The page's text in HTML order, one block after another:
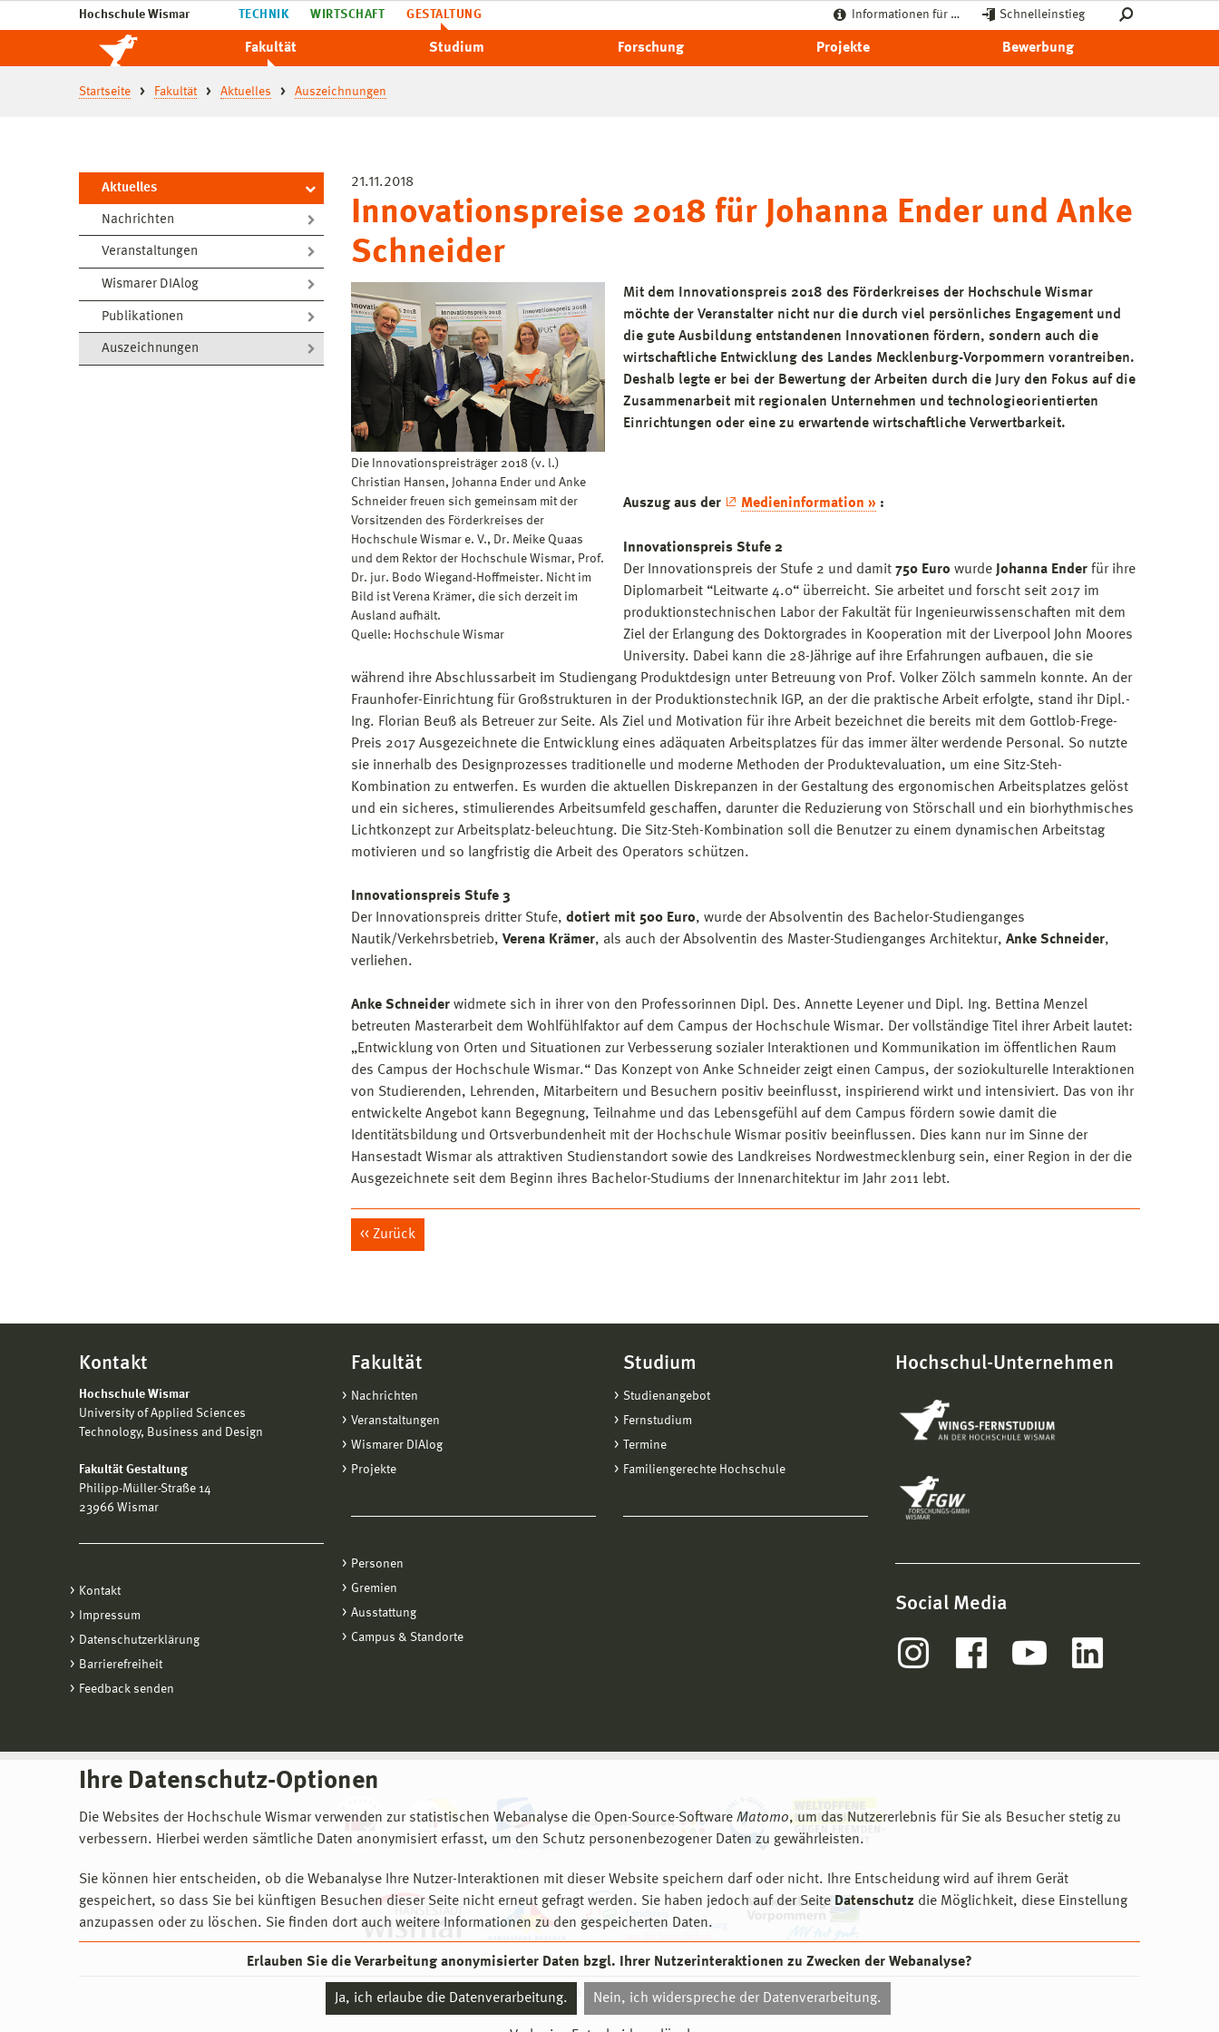
Hochschule Wismar TECHNIK WIRTSCHAFT GESTALTUNG Informationen für … Schnelleinstieg
Fakultät Studium Forschung Projekte Bewerbung
Startseite Fakultät Aktuelles Auszeichnungen
Aktuelles
Nachrichten
Veranstaltungen
Wismarer DIAlog
Publikationen
Auszeichnungen
Ihre Datenschutz-Optionen
Die Websites der Hochschule Wismar verwenden zur statistischen Webanalyse die Open-Source-Software Matomo, um das Nutzererlebnis für Sie als Besucher stetig zu
verbessern. Hierbei werden sämtliche Daten anonymisiert erfasst, um den Schutz personenbezogener Daten zu gewährleisten.
Sie können hier entscheiden, ob die Webanalyse Ihre Nutzer-Interaktionen mit dieser Website speichern darf oder nicht. Ihre Entscheidung wird auf ihrem Gerät
gespeichert, so dass Sie bei künftigen Besuchen dieser Seite nicht erneut gefragt werden. Sie haben jedoch auf der Seite Datenschutz die Möglichkeit, diese Einstellung
anzupassen oder zu löschen. Sie finden dort auch weitere Informationen zu den gespeicherten Daten.
Erlauben Sie die Verarbeitung anonymisierter Daten bzgl. Ihrer Nutzerinteraktionen zu Zwecken der Webanalyse?
Ja, ich erlaube die Datenverarbeitung. Nein, ich widerspreche der Datenverarbeitung.
21.11.2018
Innovationspreise 2018 für Johanna Ender und Anke
Schneider
Die Innovationspreisträger 2018 (v. l.)
Christian Hansen, Johanna Ender und Anke
Schneider freuen sich gemeinsam mit der
Vorsitzenden des Förderkreises der
Hochschule Wismar e. V., Dr. Meike Quaas
und dem Rektor der Hochschule Wismar, Prof.
Dr. jur. Bodo Wiegand-Hoffmeister. Nicht im
Bild ist Verena Krämer, die sich derzeit im
Ausland aufhält.
Quelle: Hochschule Wismar
Mit dem Innovationspreis 2018 des Förderkreises der Hochschule Wismar
möchte der Veranstalter nicht nur die durch viel persönliches Engagement und
die gute Ausbildung entstandenen Innovationen fördern, sondern auch die
wirtschaftliche Entwicklung des Landes Mecklenburg-Vorpommern vorantreiben.
Deshalb legte er bei der Bewertung der Arbeiten durch die Jury den Fokus auf die
Zusammenarbeit mit regionalen Unternehmen und technologieorientierten
Einrichtungen oder eine zu erwartende wirtschaftliche Verwertbarkeit.
Auszug aus der Medieninformation »:
Innovationspreis Stufe 2
Der Innovationspreis der Stufe 2 und damit750 Euro wurde Johanna Enderfür ihre
Diplomarbeit “Leitwarte 4.0“ überreicht. Sie arbeitet und forscht seit 2017 im
produktionstechnischen Labor der Fakultät für Ingenieurwissenschaften mit dem
Ziel der Erlangung des Doktorgrades in Kooperation mit der Liverpool John Moores
University. Dabei kann die 28-Jährige auf ihre Erfahrungen aufbauen, die sie
während ihre Abschlussarbeit im Studiengang Produktdesign unter Betreuung von Prof. Volker Zölch sammeln konnte. An der
Fraunhofer-Einrichtung für Großstrukturen in der Produktionstechnik IGP, an der die praktische Arbeit erfolgte, stand ihr Dipl.-
Ing. Florian Beuß als Betreuer zur Seite. Als Ziel und Motivation für ihre Arbeit bezeichnet die bereits mit dem Gottlob-Frege-
Preis 2017 Ausgezeichnete die Entwicklung eines adäquaten Arbeitsplatzes für das immer älter werdende Personal. So nutzte
sie innerhalb des Designprozesses traditionelle und moderne Methoden der Produktevaluation, um eine Sitz-Steh-
Kombination zu entwerfen. Es wurden die aktuellen Diskrepanzen in der Gestaltung des ergonomischen Arbeitsplatzes gelöst
und ein sicheres, stimulierendes Arbeitsumfeld geschaffen, darunter die Reduzierung von Störschall und ein biorhythmisches
Lichtkonzept zur Arbeitsplatz-beleuchtung. Die Sitz-Steh-Kombination soll die Benutzer zu einem dynamischen Arbeitstag
motivieren und so langfristig die Arbeit des Operators schützen.
Innovationspreis Stufe 3
Der Innovationspreis dritter Stufe, dotiert mit 500 Euro, wurde der Absolventin des Bachelor-Studienganges
Nautik/Verkehrsbetrieb, Verena Krämer, als auch der Absolventin des Master-Studienganges Architektur, Anke Schneider,
verliehen.
Anke Schneider widmete sich in ihrer von den Professorinnen Dipl. Des. Annette Leyener und Dipl. Ing. Bettina Menzel
betreuten Masterarbeit dem Wohlfühlfaktor auf dem Campus der Hochschule Wismar. Der vollständige Titel ihrer Arbeit lautet:
„Entwicklung von Orten und Situationen zur Verbesserung sozialer Interaktionen und Kommunikation im öffentlichen Raum
des Campus der Hochschule Wismar.“ Das Konzept von Anke Schneider zeigt einen Campus, der soziokulturelle Interaktionen
von Studierenden, Lehrenden, Mitarbeitern und Besuchern positiv beeinflusst, inspirierend wirkt und intensiviert. Das von ihr
entwickelte Angebot kann Begegnung, Teilnahme und das Lebensgefühl auf dem Campus fördern sowie damit die
Identitätsbildung und Ortsverbundenheit mit der Hochschule Wismar positiv beeinflussen. Dies kann nur im Sinne der
Hansestadt Wismar als attraktiven Studienstandort sowie des Landkreises Nordwestmecklenburg sein, einer Region in der die
Ausgezeichnete seit dem Beginn ihres Bachelor-Studiums der Innenarchitektur im Jahr 2011 lebt.
Zurück
Kontakt
Hochschule Wismar
University of Applied Sciences
Technology, Business and Design
Fakultät Gestaltung
Philipp-Müller-Straße 14
23966 Wismar
Kontakt
Impressum
Datenschutzerklärung
Barrierefreiheit
Feedback senden
Fakultät
Nachrichten
Veranstaltungen
Wismarer DIAlog
Projekte
Personen
Gremien
Ausstattung
Campus & Standorte
Studium
Studienangebot
Fernstudium
Termine
Familiengerechte Hochschule
Hochschul-Unternehmen
Social Media
© 2026 Hochschule Wismar